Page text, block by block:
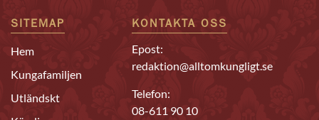
SITEMAP
Hem
Kungafamiljen
Utländskt
KONTAKTA OSS
Epost:
redaktion@alltomkungligt.se
Telefon:
08-611 90 10